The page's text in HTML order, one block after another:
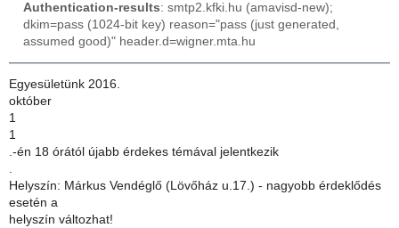
Authentication-results: smtp2.kfki.hu (amavisd-new);
dkim=pass (1024-bit key) reason="pass (just generated,
assumed good)" header.d=wigner.mta.hu
Egyesületünk 2016.
​október​
1
​1
.-én 18 órától újabb érdekes témával jelentkezik
​.​
Helyszín: Márkus Vendéglő (Lövőház u.17.) - nagyobb érdeklődés
esetén a
helyszín változhat!​